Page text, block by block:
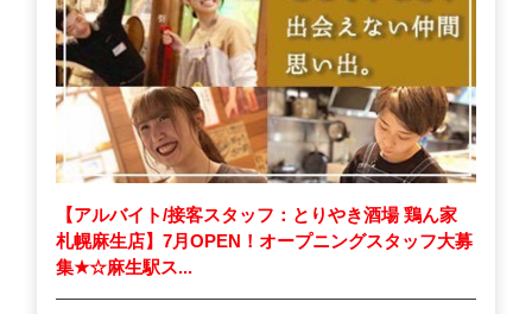
【アルバイト/接客スタッフ：とりやき酒場 鶏ん家
札幌麻生店】7月OPEN！オープニングスタッフ大募
集★☆麻生駅ス...